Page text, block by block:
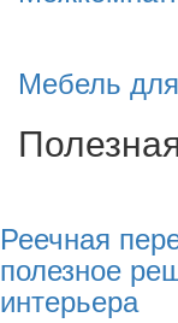
Мебель
Реечная
полезное
интерьера